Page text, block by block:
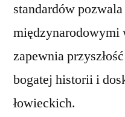
standardów
zapewnia
bogatej historii i
łowieckich.